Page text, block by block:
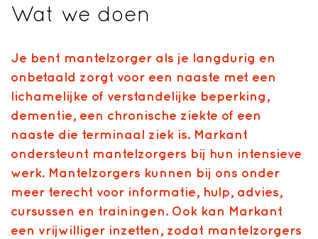
Wat we doen
Je bent mantelzorger als je langdurig en
onbetaald zorgt voor een naaste met een
lichamelijke of verstandelijke beperking,
dementie, een chronische ziekte of een
naaste die terminaal ziek is. Markant
ondersteunt mantelzorgers bij hun intensieve
werk. Mantelzorgers kunnen bij ons onder
meer terecht voor informatie, hulp, advies,
cursussen en trainingen. Ook kan Markant
een vrijwilliger inzetten, zodat mantelzorgers